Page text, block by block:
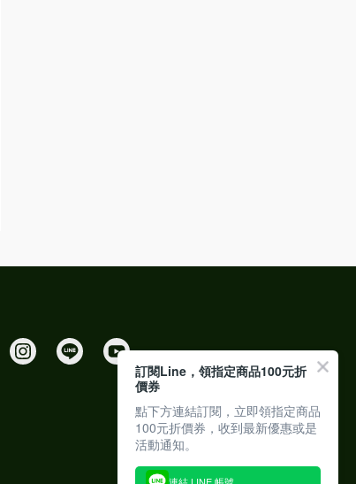
訂閱Line，領指定商品100元折
價券
點下方連結訂閱，立即領指定商品
100元折價券，收到最新優惠或是
活動通知。
連結 LINE 帳號